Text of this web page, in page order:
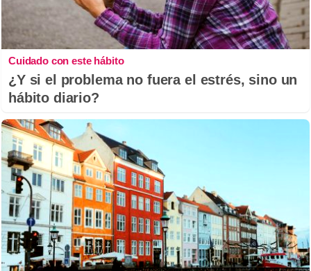
Cuidado con este hábito
¿Y si el problema no fuera el estrés, sino un
hábito diario?